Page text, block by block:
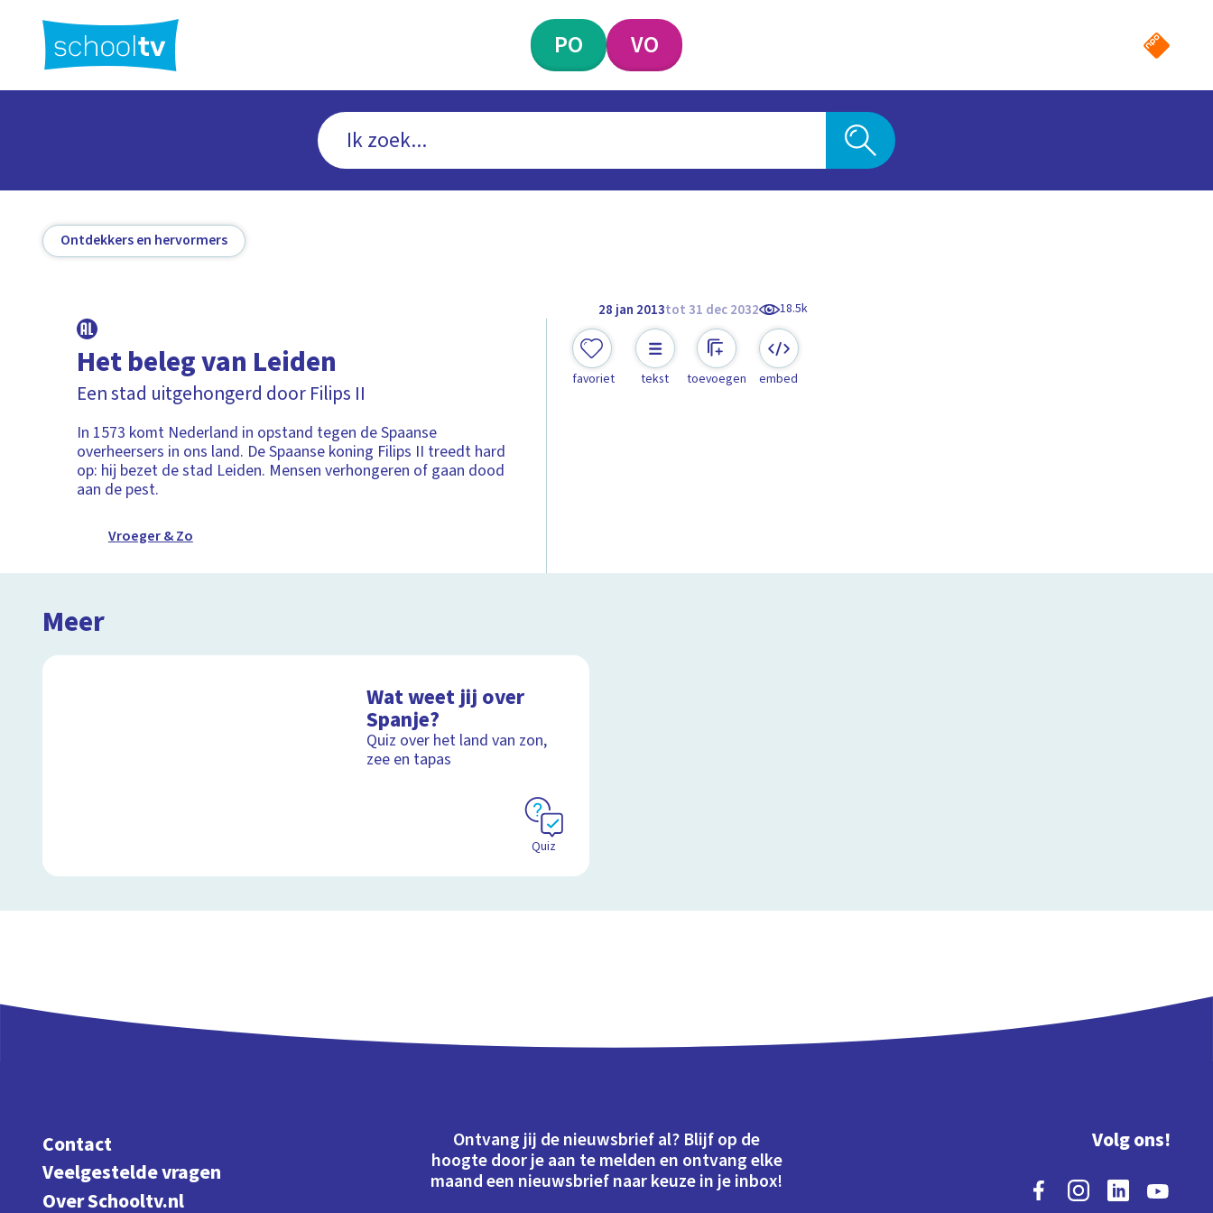
hoofdinhoud
PO VO
Ontdekkers en hervormers
28 jan 2013tot 31 dec 2032 18.5k
Het beleg van Leiden
Een stad uitgehongerd door Filips II
In 1573 komt Nederland in opstand tegen de Spaanse
overheersers in ons land. De Spaanse koning Filips II treedt hard
op: hij bezet de stad Leiden. Mensen verhongeren of gaan dood
aan de pest.
Vroeger & Zo
favoriet tekst toevoegen embed
Meer
Wat weet jij over
Spanje?
Quiz over het land van zon,
zee en tapas
Quiz
Contact
Veelgestelde vragen
Over Schooltv.nl
Ontvang jij de nieuwsbrief al? Blijf op de
hoogte door je aan te melden en ontvang elke
maand een nieuwsbrief naar keuze in je inbox!
Volg ons!